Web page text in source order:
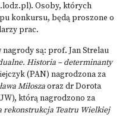
). Osoby, których
konkursu, będą proszone o
prac.
są: prof. Jan Strelau
Historia – determinanty
(PAN) nagrodzona za
Miłoszaoraz dr Dorota
którą nagrodzono za
Teatru Wielkiej